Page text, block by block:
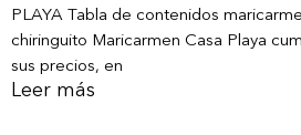
PLAYA Tabla de contenidos
chiringuito Maricarmen Casa Playa
sus precios, en
Leer más